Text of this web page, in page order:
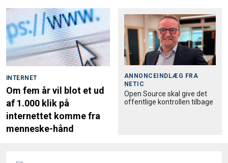
INTERNET
Om fem år vil blot et ud
af 1.000 klik på
internettet komme fra
menneske-hånd
ANNONCEINDLÆG FRA
NETIC
Open Source skal give det
offentlige kontrollen tilbage